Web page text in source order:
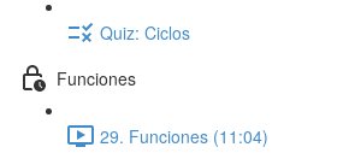
Quiz: Ciclos
Funciones
29. Funciones (11:04)